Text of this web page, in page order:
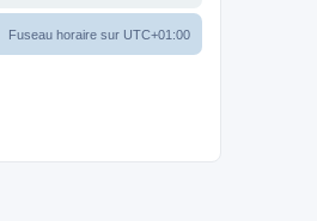
Fuseau horaire sur UTC+01:00